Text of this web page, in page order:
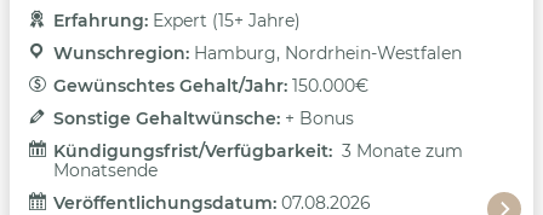
Erfahrung: Expert (15+ Jahre)
Wunschregion: Hamburg, Nordrhein-Westfalen
Gewünschtes Gehalt/Jahr: 150.000€
Sonstige Gehaltwünsche: + Bonus
Kündigungsfrist/Verfügbarkeit: 3 Monate zum
Monatsende
Veröffentlichungsdatum: 07.08.2026